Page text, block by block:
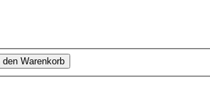
den Warenkorb